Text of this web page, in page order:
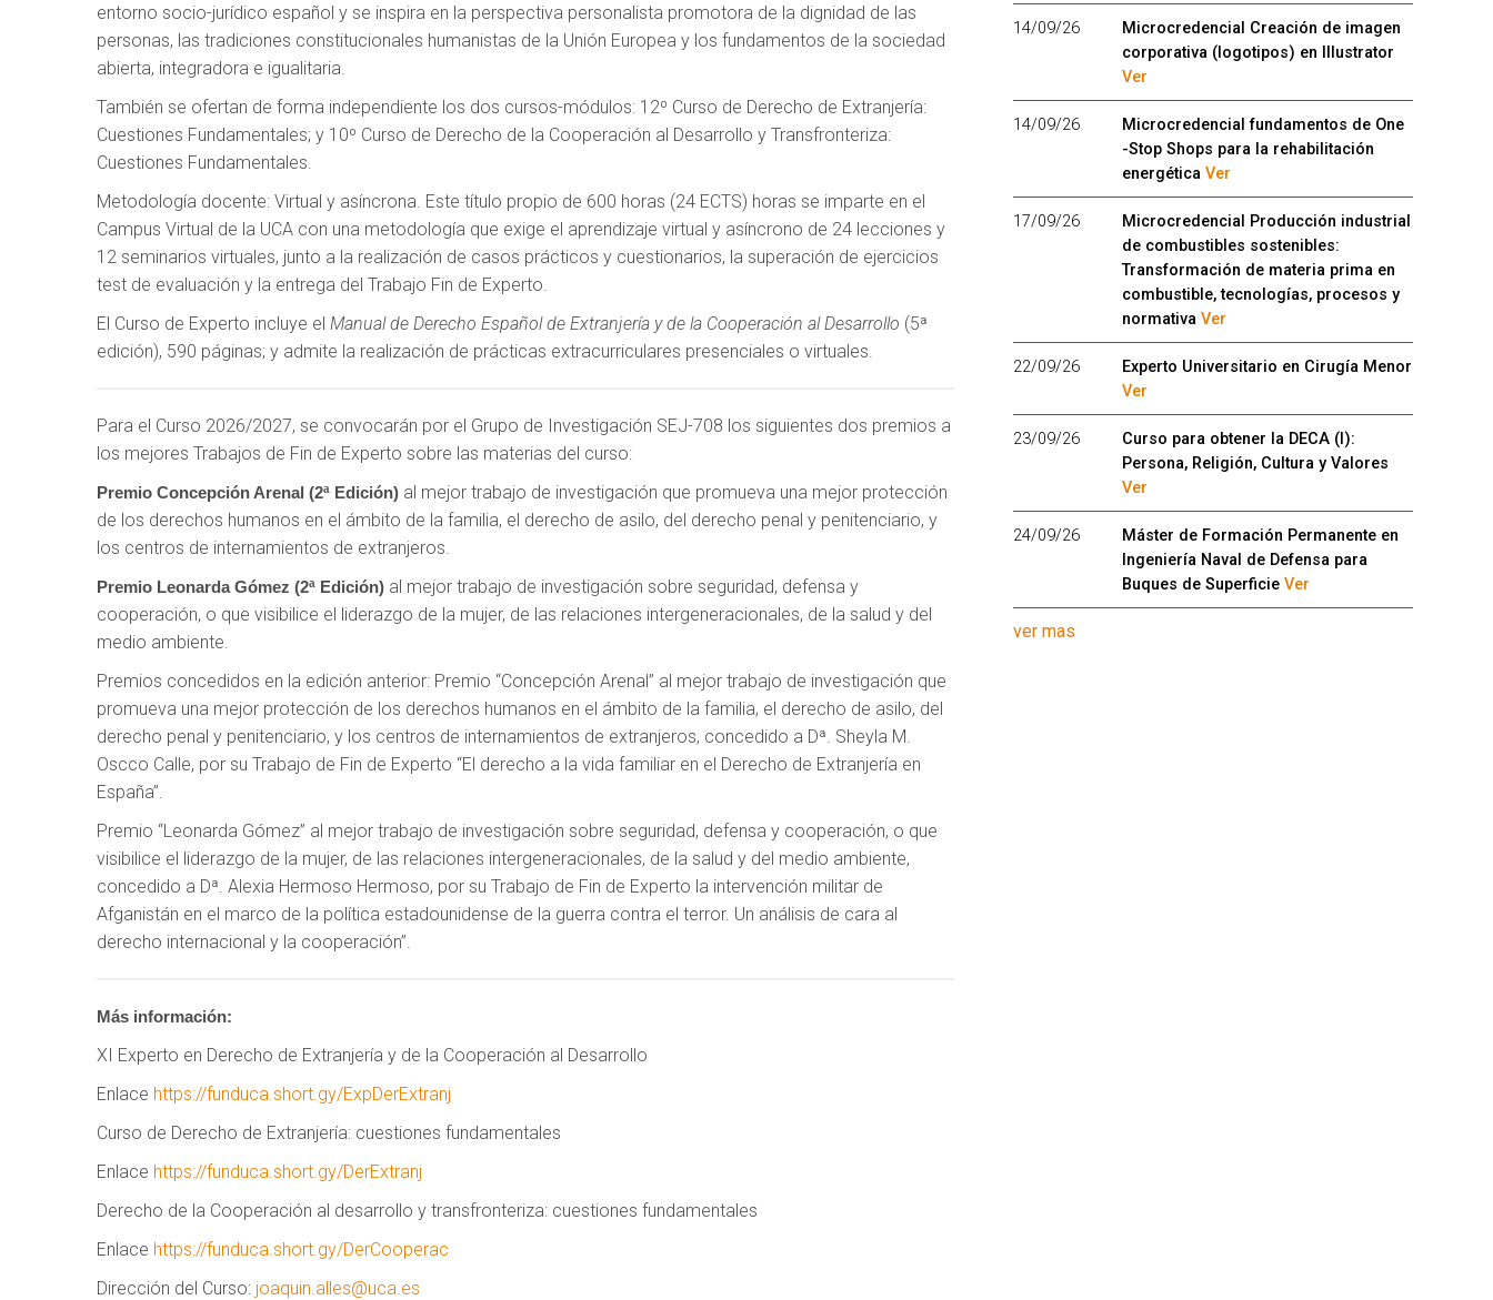
entorno socio-jurídico español y se inspira en la perspectiva personalista promotora de la dignidad de las
personas, las tradiciones constitucionales humanistas de la Unión Europea y los fundamentos de la sociedad
abierta, integradora e igualitaria.
También se ofertan de forma independiente los dos cursos-módulos: 12º Curso de Derecho de Extranjería:
Cuestiones Fundamentales; y 10º Curso de Derecho de la Cooperación al Desarrollo y Transfronteriza:
Cuestiones Fundamentales.
Metodología docente: Virtual y asíncrona. Este título propio de 600 horas (24 ECTS) horas se imparte en el
Campus Virtual de la UCA con una metodología que exige el aprendizaje virtual y asíncrono de 24 lecciones y
12 seminarios virtuales, junto a la realización de casos prácticos y cuestionarios, la superación de ejercicios
test de evaluación y la entrega del Trabajo Fin de Experto.
El Curso de Experto incluye el Manual de Derecho Español de Extranjería y de la Cooperación al Desarrollo (5ª
edición), 590 páginas; y admite la realización de prácticas extracurriculares presenciales o virtuales.
Para el Curso 2026/2027, se convocarán por el Grupo de Investigación SEJ-708 los siguientes dos premios a
los mejores Trabajos de Fin de Experto sobre las materias del curso:
Premio Concepción Arenal (2ª Edición) al mejor trabajo de investigación que promueva una mejor protección
de los derechos humanos en el ámbito de la familia, el derecho de asilo, del derecho penal y penitenciario, y
los centros de internamientos de extranjeros.
Premio Leonarda Gómez (2ª Edición) al mejor trabajo de investigación sobre seguridad, defensa y
cooperación, o que visibilice el liderazgo de la mujer, de las relaciones intergeneracionales, de la salud y del
medio ambiente.
Premios concedidos en la edición anterior: Premio “Concepción Arenal” al mejor trabajo de investigación que
promueva una mejor protección de los derechos humanos en el ámbito de la familia, el derecho de asilo, del
derecho penal y penitenciario, y los centros de internamientos de extranjeros, concedido a Dª. Sheyla M.
Oscco Calle, por su Trabajo de Fin de Experto “El derecho a la vida familiar en el Derecho de Extranjería en
España”.
Premio “Leonarda Gómez” al mejor trabajo de investigación sobre seguridad, defensa y cooperación, o que
visibilice el liderazgo de la mujer, de las relaciones intergeneracionales, de la salud y del medio ambiente,
concedido a Dª. Alexia Hermoso Hermoso, por su Trabajo de Fin de Experto la intervención militar de
Afganistán en el marco de la política estadounidense de la guerra contra el terror. Un análisis de cara al
derecho internacional y la cooperación”.
Más información:
XI Experto en Derecho de Extranjería y de la Cooperación al Desarrollo
Enlace https://funduca.short.gy/ExpDerExtranj
Curso de Derecho de Extranjería: cuestiones fundamentales
Enlace https://funduca.short.gy/DerExtranj
Derecho de la Cooperación al desarrollo y transfronteriza: cuestiones fundamentales
Enlace https://funduca.short.gy/DerCooperac
Dirección del Curso: joaquin.alles@uca.es
14/09/26
Microcredencial Creación de imagen
corporativa (logotipos) en Illustrator
Ver
14/09/26
Microcredencial fundamentos de One
-Stop Shops para la rehabilitación
energética Ver
17/09/26
Microcredencial Producción industrial
de combustibles sostenibles:
Transformación de materia prima en
combustible, tecnologías, procesos y
normativa Ver
22/09/26
Experto Universitario en Cirugía Menor
Ver
23/09/26
Curso para obtener la DECA (I):
Persona, Religión, Cultura y Valores
Ver
24/09/26
Máster de Formación Permanente en
Ingeniería Naval de Defensa para
Buques de Superficie Ver
ver mas